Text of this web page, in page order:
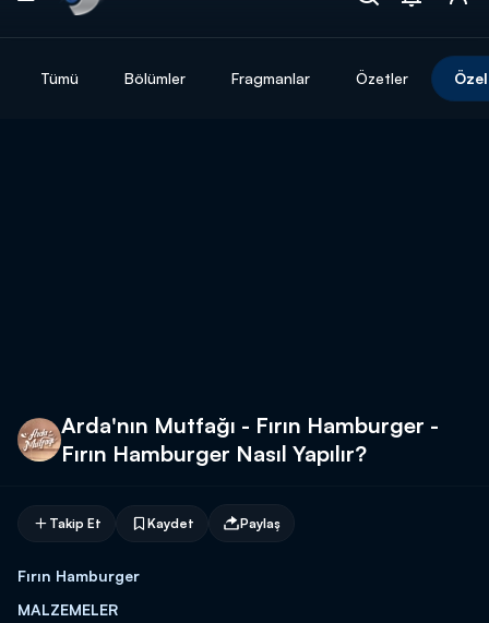
Tümü Bölümler Fragmanlar Özetler
Arda'nın Mutfağı - Fırın Hamburger -
Fırın Hamburger Nasıl Yapılır?
Takip Et Kaydet Paylaş
Fırın Hamburger
MALZEMELER